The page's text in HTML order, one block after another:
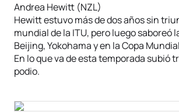
Andrea Hewitt (NZL)
Hewitt estuvo más de dos años sin
mundial de la ITU, pero luego saboreó
Beijing, Yokohama y en la Copa
En lo que va de esta temporada subió
podio.